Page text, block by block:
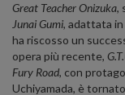
Great Teacher Onizuka,
Junai Gumi, adattata
ha riscosso un
opera più recente,
Fury Road, con
Uchiyamada, è